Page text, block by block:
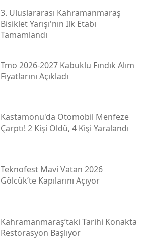
3. Uluslararası Kahramanmaraş
Bisiklet Yarışı'nın Ilk Etabı
Tamamlandı
Tmo 2026-2027 Kabuklu Fındık Alım
Fiyatlarını Açıkladı
Kastamonu'da Otomobil Menfeze
Çarptı! 2 Kişi Öldü, 4 Kişi Yaralandı
Teknofest Mavi Vatan 2026
Gölcük’te Kapılarını Açıyor
Kahramanmaraş’taki Tarihi Konakta
Restorasyon Başlıyor